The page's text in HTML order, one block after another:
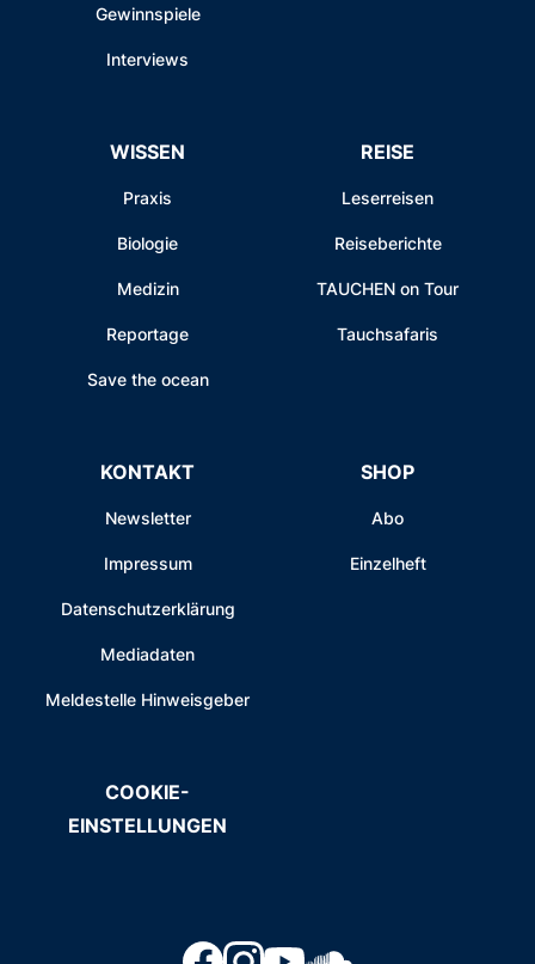
Gewinnspiele
Interviews
WISSEN
Praxis
Biologie
Medizin
Reportage
Save the ocean
REISE
Leserreisen
Reiseberichte
TAUCHEN on Tour
Tauchsafaris
KONTAKT
Newsletter
Impressum
Datenschutzerklärung
Mediadaten
Meldestelle Hinweisgeber
SHOP
Abo
Einzelheft
COOKIE-
EINSTELLUNGEN